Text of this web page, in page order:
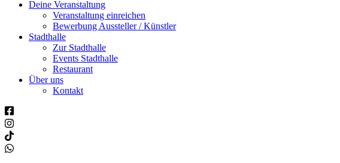
Deine Veranstaltung
Veranstaltung einreichen
Bewerbung Aussteller / Künstler
Stadthalle
Zur Stadthalle
Events Stadthalle
Restaurant
Über uns
Kontakt